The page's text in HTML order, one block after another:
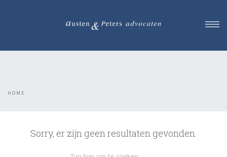
Contact
HOME
Sorry, er zijn geen resultaten gevonden.